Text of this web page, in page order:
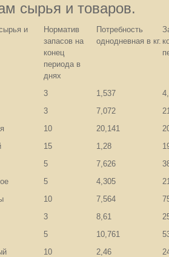
сырья и товаров.
и
Норматив
запасов на
конец
периода в
днях
Потребность
однодневная в кг.
3 1,537
3 7,072
10 20,141
15 1,28
5 7,626
5 4,305
10 7,564
3 8,61
5 10,761
10 2,46